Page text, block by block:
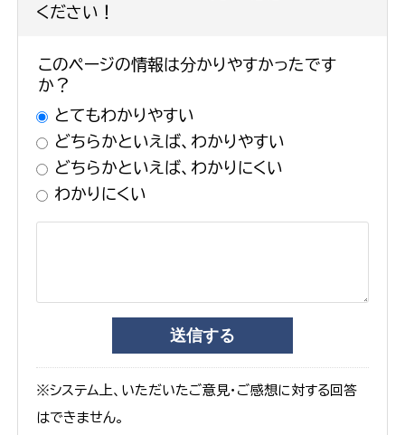
ください！
このページの情報は分かりやすかったです
か？
とてもわかりやすい
どちらかといえば、わかりやすい
どちらかといえば、わかりにくい
わかりにくい
※システム上、いただいたご意見・ご感想に対する回答
はできません。